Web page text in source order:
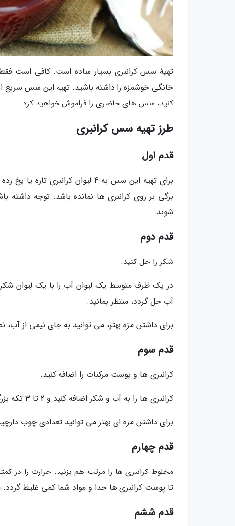
تهیهٔ سس کرانبری بسیار ساده است. کافی است
خانگی خوشمزه را داشته باشید. تهیه این سس
کنید، سس های حاضری را فراموش خواهید کرد.
طرز تهیه سس کرانبری
قدم اول
برای تهیه این سس به 4 لیوان
برگی بر روی کرانبری ها نمانده باشد. توجه داشته
شوند.
قدم دوم
شکر را حل کنید.
در یک ظرف متوسط یک لیوان آب را با یک لیوان شکر
آب حل گردد، منتظر بمانید.
برای داشتن مزه بهتر، می توانید به جای نیمی از آب،
قدم سوم
کرانبری ها و پوست مرکبات را اضافه کنید.
کرانبری ها را به آب و شکر اضافه کنید و 2 تا 3 تکه بزرگ پوست پرتقال، لیمو یا نارنگی را در ظرف بریزید.
برای داشتن مزه ای بهتر می توانید تعدادی چوب
قدم چهارم
تا پوست کرانبری ها جدا و مواد شما کمی غلیظ گردد.
قدم ششم